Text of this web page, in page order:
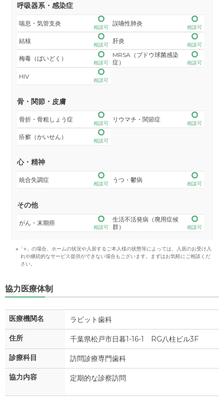
呼吸器系・感染症
喘息・気管支炎
相談可
誤嚥性肺炎
相談可
結核
相談可
肝炎
相談可
梅毒（ばいどく）
相談可
MRSA（ブドウ球菌感染
症）
相談可
HIV
相談可
骨・関節・皮膚
骨折・骨粗しょう症
相談可
リウマチ・関節症
相談可
疥癬（かいせん）
相談可
心・精神
統合失調症
相談可
うつ・鬱病
相談可
その他
がん・末期癌
相談可
生活不活発病（廃用症候
群）
相談可
※「○」の場合、ホームの状況や入居するご本人様の状態等によっては、入居のお受け入
れや継続的なサービス提供ができない場合もございます。まずはお気軽にご相談くだ
さい。
協力医療体制
医療機関名 ラビット歯科
住所 千葉県松戸市日暮1-16-1 RG八柱ビル3F
診療科目 訪問診療専門歯科
協力内容 定期的な診察訪問